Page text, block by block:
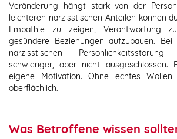
Veränderung hängt stark von der
leichteren narzisstischen Anteilen können
Empathie zu zeigen, Verantwortung
gesündere Beziehungen aufzubauen.
narzisstischen
schwieriger, aber nicht ausgeschlossen.
eigene Motivation. Ohne echtes Wollen
oberflächlich.
Was Betroffene wissen